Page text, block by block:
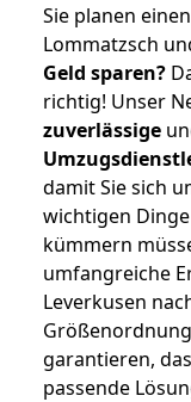
Sie planen
Lommatzsch
Geld sparen?
richtig! Unser
zuverlässige
damit Sie sich
wichtigen
kümmern
umfangreiche
Leverkusen
garantieren,
passende